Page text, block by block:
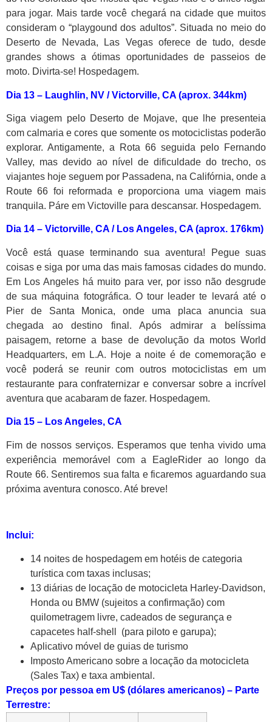
para jogar. Mais tarde você chegará na cidade que muitos
consideram o “playgound dos adultos”. Situada no meio do
Deserto de Nevada, Las Vegas oferece de tudo, desde
grandes shows a ótimas oportunidades de passeios de
moto. Divirta-se! Hospedagem.
Dia 13 – Laughlin, NV / Victorville, CA (aprox. 344km)
Siga viagem pelo Deserto de Mojave, que lhe presenteia
com calmaria e cores que somente os motociclistas poderão
explorar. Antigamente, a Rota 66 seguida pelo Fernando
Valley, mas devido ao nível de dificuldade do trecho, os
viajantes hoje seguem por Passadena, na Califórnia, onde a
Route 66 foi reformada e proporciona uma viagem mais
tranquila. Páre em Victoville para descansar. Hospedagem.
Dia 14 – Victorville, CA / Los Angeles, CA (aprox. 176km)
Você está quase terminando sua aventura! Pegue suas
coisas e siga por uma das mais famosas cidades do mundo.
Em Los Angeles há muito para ver, por isso não desgrude
de sua máquina fotográfica. O tour leader te levará até o
Pier de Santa Monica, onde uma placa anuncia sua
chegada ao destino final. Após admirar a belíssima
paisagem, retorne a base de devolução da motos World
Headquarters, em L.A. Hoje a noite é de comemoração e
você poderá se reunir com outros motociclistas em um
restaurante para confraternizar e conversar sobre a incrível
aventura que acabaram de fazer. Hospedagem.
Dia 15 – Los Angeles, CA
Fim de nossos serviços. Esperamos que tenha vivido uma
experiência memorável com a EagleRider ao longo da
Route 66. Sentiremos sua falta e ficaremos aguardando sua
próxima aventura conosco. Até breve!
Inclui:
14 noites de hospedagem em hotéis de categoria
turística com taxas inclusas;
13 diárias de locação de motocicleta Harley-Davidson,
Honda ou BMW (sujeitos a confirmação) com
quilometragem livre, cadeados de segurança e
capacetes half-shell (para piloto e garupa);
Aplicativo móvel de guias de turismo
Imposto Americano sobre a locação da motocicleta
(Sales Tax) e taxa ambiental.
Preços por pessoa em U$ (dólares americanos) – Parte
Terrestre: